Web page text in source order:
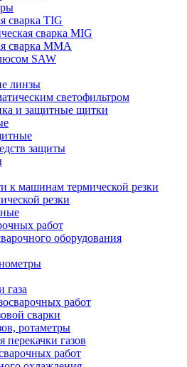
сварка TIG
сварка MIG
сварка MMA
SAW
линзы
светофильтром
и защитные щитки
защиты
к машинам термической резки
резки
работ
оборудования
газа
работ
сварки
ротаметры
перекачки газов
работ